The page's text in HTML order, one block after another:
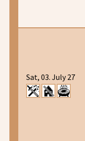
Sat, 03. July 27